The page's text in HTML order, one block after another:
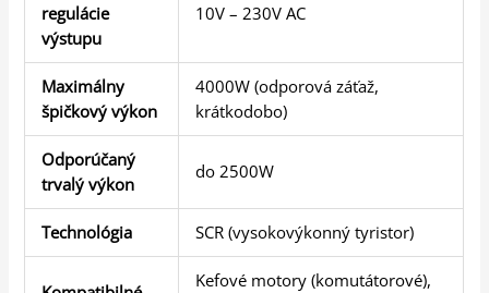
regulácie
výstupu
10V – 230V AC
Maximálny
špičkový výkon
4000W (odporová záťaž,
krátkodobo)
Odporúčaný
trvalý výkon
do 2500W
Technológia SCR (vysokovýkonný tyristor)
Kefové motory (komutátorové),